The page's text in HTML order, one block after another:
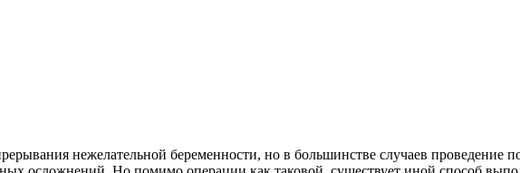
нежелательной беременности, но в большинстве случаев проведение